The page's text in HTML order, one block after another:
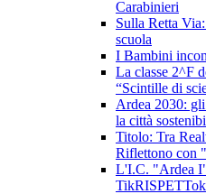
Carabinieri
Sulla Retta
scuola
I Bambini
La classe 2^F
“Scintille di
Ardea 2030:
la città
Titolo: Tra
Riflettono con
L'I.C. "Ardea
TikRISPETTok